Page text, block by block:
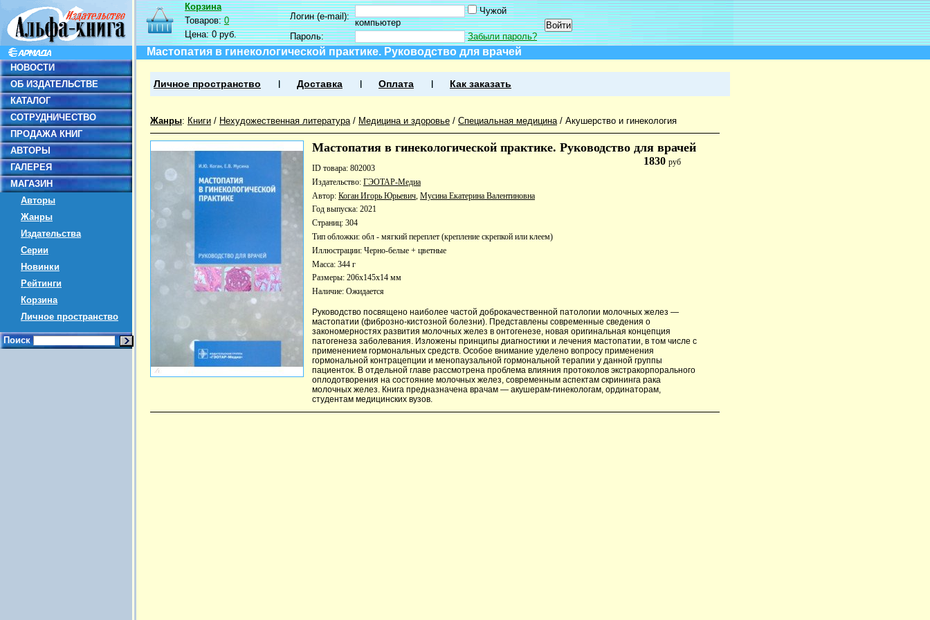
НОВОСТИ
ОБ ИЗДАТЕЛЬСТВЕ
КАТАЛОГ
СОТРУДНИЧЕСТВО
ПРОДАЖА КНИГ
АВТОРЫ
ГАЛЕРЕЯ
МАГАЗИН
Авторы
Жанры
Издательства
Серии
Новинки
Рейтинги
Корзина
Личное пространство
Поиск
Корзина
Товаров:0
Цена:0 руб.
Логин (e-mail):
Чужой
компьютер
Пароль:
Забыли пароль?
Мастопатия в гинекологической практике. Руководство для врачей
Личное пространство Доставка Оплата Как заказать
Жанры: Книги / Нехудожественная литература/ Медицина и здоровье / Специальная медицина/ Акушерство и гинекология
Мастопатия в гинекологической практике. Руководство для врачей
1830руб
ID товара: 802003
Издательство: ГЭОТАР-Медиа
Автор: Коган Игорь Юрьевич Мусина Екатерина Валентиновна
Год выпуска: 2021
Страниц: 304
Тип обложки: обл - мягкий переплет (крепление скрепкой или клеем)
Иллюстрации: Черно-белые + цветные
Масса: 344 г
Размеры: 206x145x14 мм
Наличие: Ожидается
Руководство посвящено наиболее частой доброкачественной патологии молочных желез —
мастопатии (фиброзно-кистозной болезни). Представлены современные сведения о
закономерностях развития молочных желез в онтогенезе, новая оригинальная концепция
патогенеза заболевания. Изложены принципы диагностики и лечения мастопатии, в том числе с
применением гормональных средств. Особое внимание уделено вопросу применения
гормональной контрацепции и менопаузальной гормональной терапии у данной группы
пациенток. В отдельной главе рассмотрена проблема влияния протоколов экстракорпорального
оплодотворения на состояние молочных желез, современным аспектам скрининга рака
молочных желез. Книга предназначена врачам — акушерам-гинекологам, ординаторам,
студентам медицинских вузов.